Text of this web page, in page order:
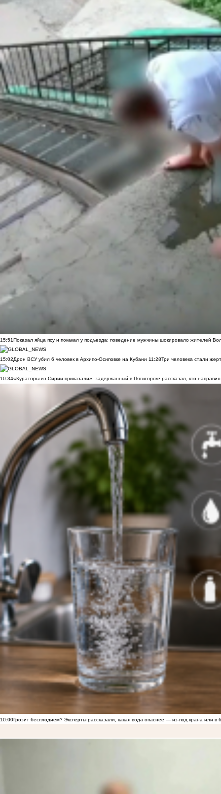
15:51Показал яйца псу и покакал у подъезда: поведение мужчины шокировало жителей
15:02Дрон ВСУ убил 6 человек в Архипо-Осиповке на Кубани 11:28Три человека стали
10:34«Кураторы из Сирии приказали»: задержанный в Пятигорске рассказал, кто направил
10:00Грозит бесплодием? Эксперты рассказали, какая вода опаснее — из-под крана или в